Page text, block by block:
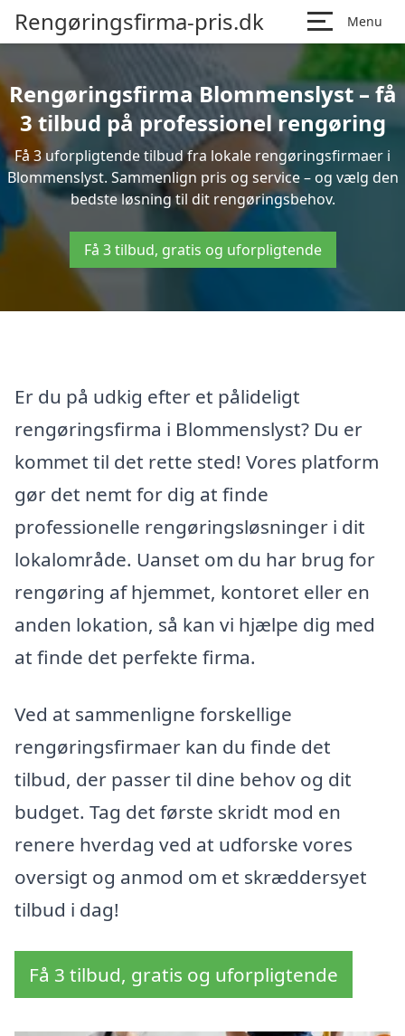
Rengøringsfirma-pris.dk Menu
Rengøringsfirma Blommenslyst – få
3 tilbud på professionel rengøring
Få 3 uforpligtende tilbud fra lokale rengøringsfirmaer i
Blommenslyst. Sammenlign pris og service – og vælg den
bedste løsning til dit rengøringsbehov.
Få 3 tilbud, gratis og uforpligtende
Er du på udkig efter et pålideligt
rengøringsfirma i Blommenslyst? Du er
kommet til det rette sted! Vores platform
gør det nemt for dig at finde
professionelle rengøringsløsninger i dit
lokalområde. Uanset om du har brug for
rengøring af hjemmet, kontoret eller en
anden lokation, så kan vi hjælpe dig med
at finde det perfekte firma.
Ved at sammenligne forskellige
rengøringsfirmaer kan du finde det
tilbud, der passer til dine behov og dit
budget. Tag det første skridt mod en
renere hverdag ved at udforske vores
oversigt og anmod om et skræddersyet
tilbud i dag!
Få 3 tilbud, gratis og uforpligtende